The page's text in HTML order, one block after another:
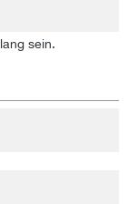
sein.